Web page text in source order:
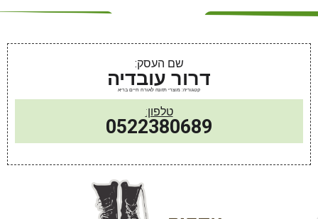
שם העסק:
דרור עובדיה
קטגוריה: מוצרי תזונה לאורח חיים בריא
טלפון:
0522380689